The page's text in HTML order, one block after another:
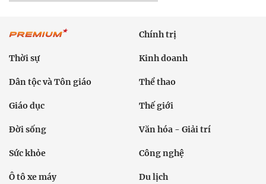
Chính trị
Thời sự Kinh doanh
Dân tộc và Tôn giáo Thể thao
Giáo dục Thế giới
Đời sống Văn hóa - Giải trí
Sức khỏe Công nghệ
Ô tô xe máy Du lịch